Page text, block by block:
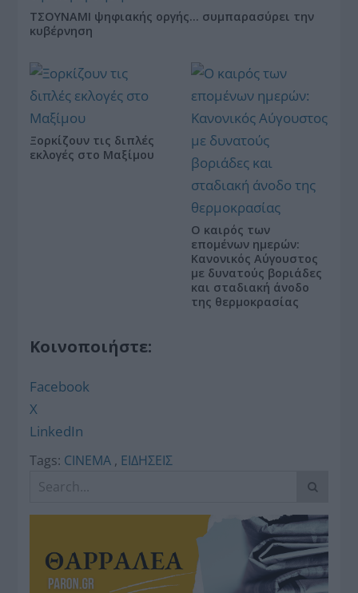
ΤΣΟΥΝΑΜΙ ψηφιακής οργής… συμπαρασύρει την
κυβέρνηση
Ξορκίζουν τις διπλές
εκλογές στο Μαξίμου
Ο καιρός των
επομένων ημερών:
Κανονικός Αύγουστος
με δυνατούς βοριάδες
και σταδιακή άνοδο
της θερμοκρασίας
Κοινοποιήστε:
Facebook
X
LinkedIn
Tags: CINEMA , ΕΙΔΗΣΕΙΣ